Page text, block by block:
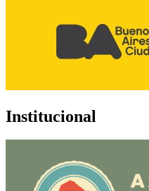
Institucional